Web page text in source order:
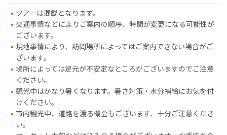
ツアーは混載となります。
交通事情などによりご案内の順序、時間が変更になる可能性が
ございます。
現地事情により、訪問場所によってはご案内できない場合がご
ざいます。
場所によっては足元が不安定なところがございますのでご注意
ください。
観光中はかなり暑くなります。暑さ対策・水分補給にお気を付
けください。
市内観光中、道路を渡る機会もございます、十分ご注意くださ
い。